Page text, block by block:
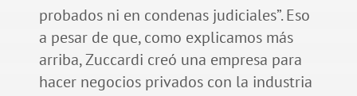
probados ni en condenas judiciales”. Eso
a pesar de que, como explicamos más
arriba, Zuccardi creó una empresa para
hacer negocios privados con la industria